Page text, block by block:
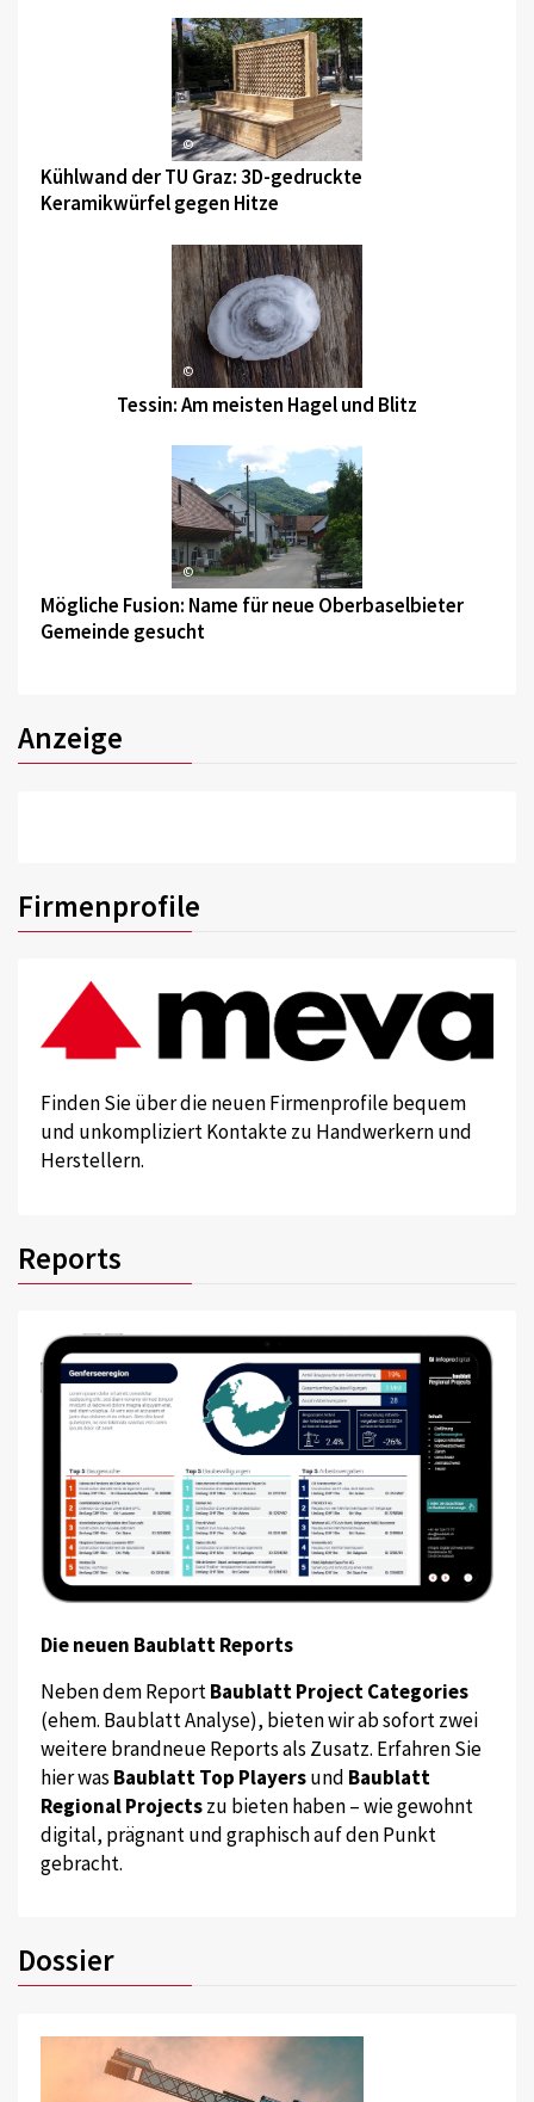
©
Kühlwand der TU Graz: 3D-gedruckte
Keramikwürfel gegen Hitze
©
Tessin: Am meisten Hagel und Blitz
©
Mögliche Fusion: Name für neue Oberbaselbieter
Gemeinde gesucht
Anzeige
Firmenprofile
Finden Sie über die neuen Firmenprofile bequem
und unkompliziert Kontakte zu Handwerkern und
Herstellern.
Reports
Die neuen Baublatt Reports
Neben dem ReportBaublatt Project Categories
(ehem. Baublatt Analyse), bieten wir ab sofort zwei
weitere brandneue Reports als Zusatz. Erfahren Sie
hier was Baublatt Top Playersund Baublatt
Regional Projectszu bieten haben – wie gewohnt
digital, prägnant und graphisch auf den Punkt
gebracht.
Dossier